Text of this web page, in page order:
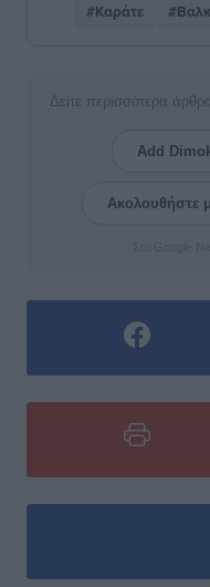
#Καράτε
Δείτε περισσότερα
Add
Ακολουθήστε